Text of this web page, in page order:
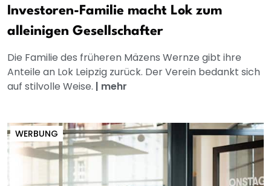
Investoren-Familie macht Lok zum
alleinigen Gesellschafter
Die Familie des früheren Mäzens Wernze gibt ihre
Anteile an Lok Leipzig zurück. Der Verein bedankt sich
auf stilvolle Weise. | mehr
WERBUNG